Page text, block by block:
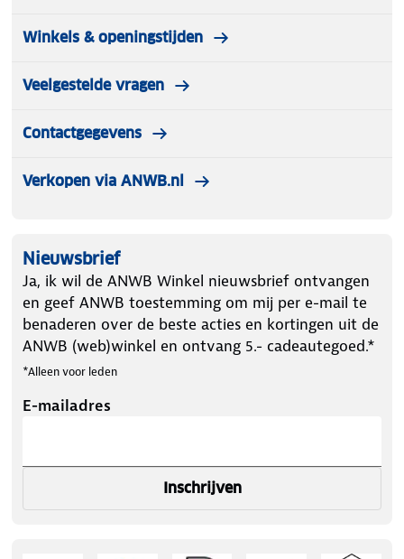
Winkels & openingstijden
Veelgestelde vragen
Contactgegevens
Verkopen via ANWB.nl
Nieuwsbrief
Ja, ik wil de ANWB Winkel nieuwsbrief ontvangen
en geef ANWB toestemming om mij per e-mail te
benaderen over de beste acties en kortingen uit de
ANWB (web)winkel en ontvang 5.- cadeautegoed.*
*Alleen voor leden
E-mailadres
Inschrijven